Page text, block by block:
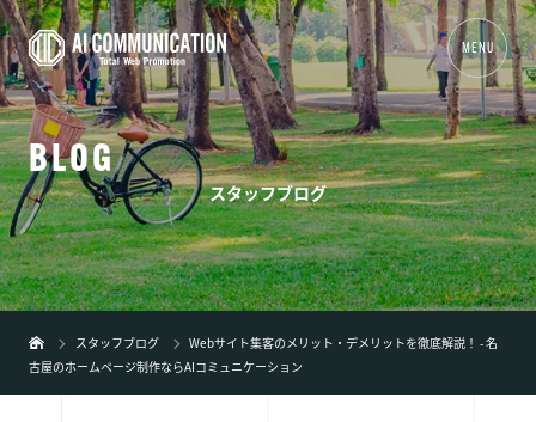
MENU
01 TOP
02事業内容+
03 制作実績
05新着情報
BLOG
スタッフブログ
スタッフブログ
Webサイト集客のメリット・デメリットを徹底解説！ - 名
古屋のホームページ制作ならAIコミュニケーション